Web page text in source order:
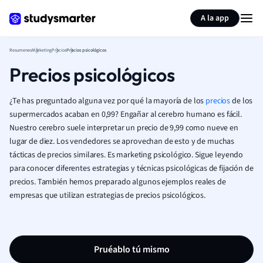
A la app
ResumenesMarketingPreciosPrecios psicológicos
Precios psicológicos
¿Te has preguntado alguna vez por qué la mayoría de los preciosde los
supermercados acaban en 0,99? Engañar al cerebro humano es fácil.
Nuestro cerebro suele interpretar un precio de 9,99 como nueve en
lugar de diez. Los vendedores se aprovechan de esto y de muchas
tácticas de precios similares. Es marketing psicológico. Sigue leyendo
para conocer diferentes estrategias y técnicas psicológicas de fijación de
precios. También hemos preparado algunos ejemplos reales de
empresas que utilizan estrategias de precios psicológicos.
Pruéablo tú mismo
Resumir página